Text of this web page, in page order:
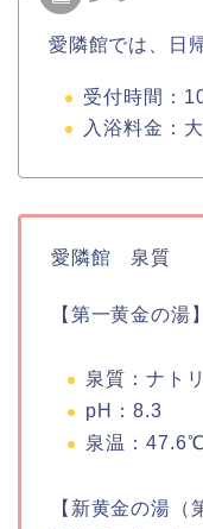
愛隣館では、日
受付時間：
入浴料金：
愛隣館 泉質
【第一黄金の湯
泉質：ナト
pH：8.3
泉温：47.6℃
【新黄金の湯